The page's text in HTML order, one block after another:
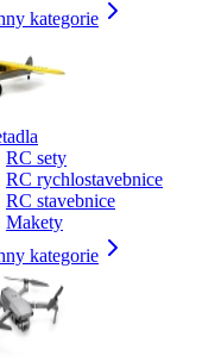
kategorie
RC sety
RC rychlostavebnice
RC stavebnice
Makety
kategorie